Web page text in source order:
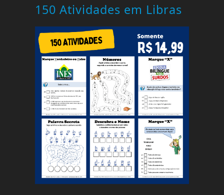
150 Atividades em Libras